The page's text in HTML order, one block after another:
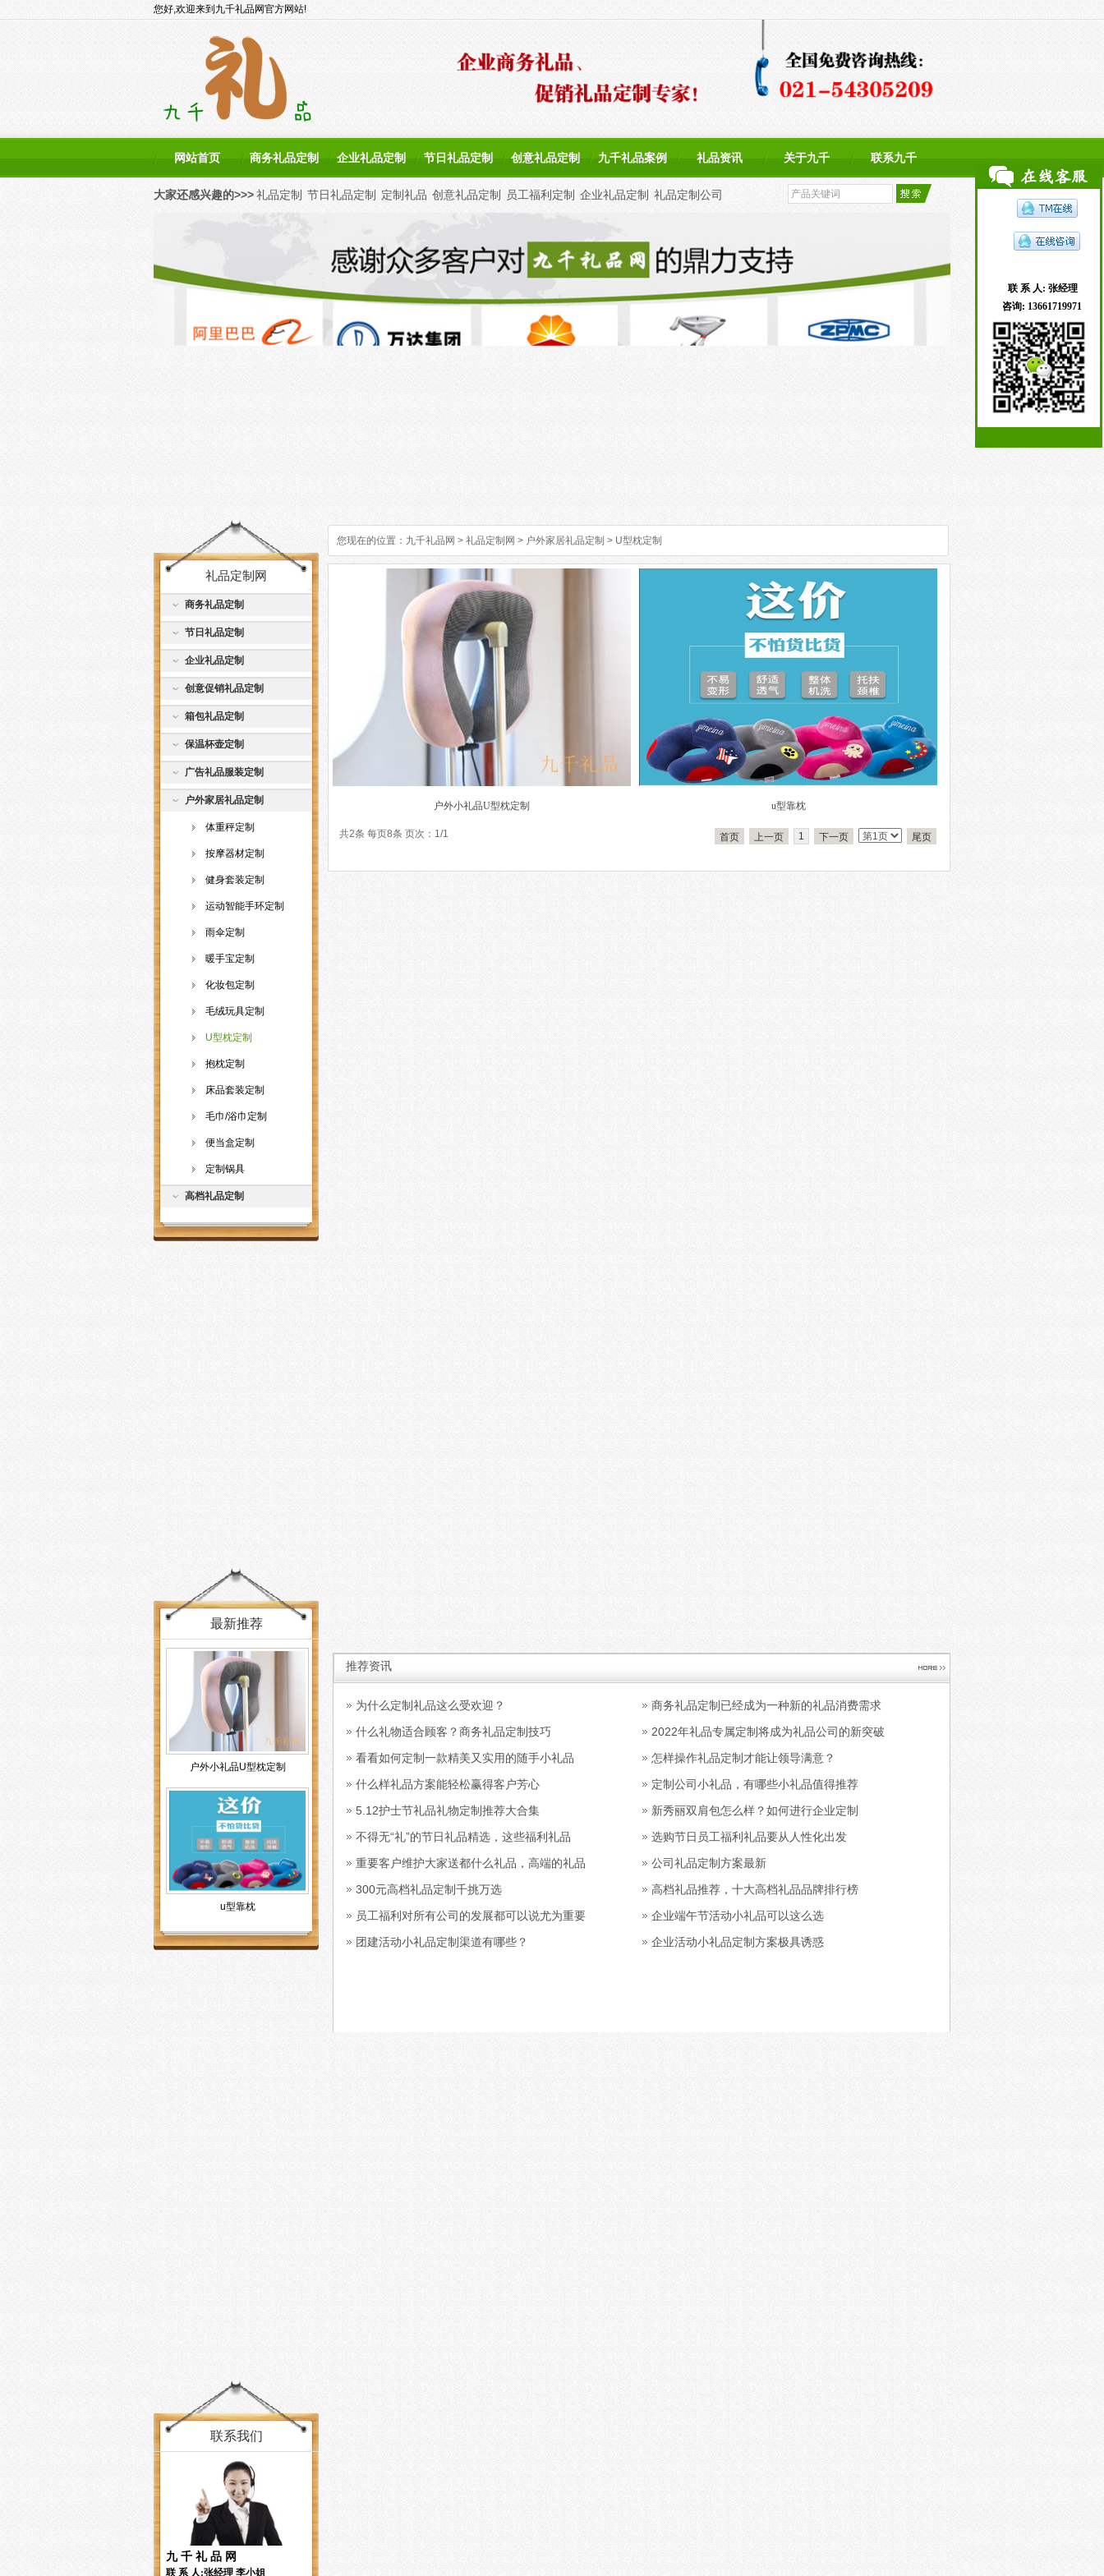
联 系 人: 张经理
咨询: 13661719971
网站首页 商务礼品定制 企业礼品定制 节日礼品定制 创意礼品定制 九千礼品案例 礼品资讯 关于九千 联系九千
您好,欢迎来到九千礼品网官方网站!
大家还感兴趣的>>>礼品定制 节日礼品定制 定制礼品 创意礼品定制 员工福利定制 企业礼品定制 礼品定制公司
户外小礼品U型枕定制 u型靠枕
共2条 每页8条 页次：1/1 首页 上一页 1 下一页 尾页
您现在的位置： 九千礼品网 > 礼品定制网 > 户外家居礼品定制 > U型枕定制
礼品定制网
商务礼品定制
节日礼品定制
企业礼品定制
创意促销礼品定制
箱包礼品定制
保温杯壶定制
广告礼品服装定制
户外家居礼品定制
体重秤定制
按摩器材定制
健身套装定制
运动智能手环定制
雨伞定制
暖手宝定制
化妆包定制
毛绒玩具定制
U型枕定制
抱枕定制
床品套装定制
毛巾/浴巾定制
便当盒定制
定制锅具
高档礼品定制
最新推荐
户外小礼品U型枕定制
u型靠枕
联系我们
九 千 礼 品 网
联 系 人:张经理 李小姐
推荐资讯
为什么定制礼品这么受欢迎？
商务礼品定制已经成为一种新的礼品消费需求
什么礼物适合顾客？商务礼品定制技巧
2022年礼品专属定制将成为礼品公司的新突破
看看如何定制一款精美又实用的随手小礼品
怎样操作礼品定制才能让领导满意？
什么样礼品方案能轻松赢得客户芳心
定制公司小礼品，有哪些小礼品值得推荐
5.12护士节礼品礼物定制推荐大合集
新秀丽双肩包怎么样？如何进行企业定制
不得无“礼”的节日礼品精选，这些福利礼品
选购节日员工福利礼品要从人性化出发
重要客户维护大家送都什么礼品，高端的礼品
公司礼品定制方案最新
300元高档礼品定制千挑万选
高档礼品推荐，十大高档礼品品牌排行榜
员工福利对所有公司的发展都可以说尤为重要
企业端午节活动小礼品可以这么选
团建活动小礼品定制渠道有哪些？
企业活动小礼品定制方案极具诱惑